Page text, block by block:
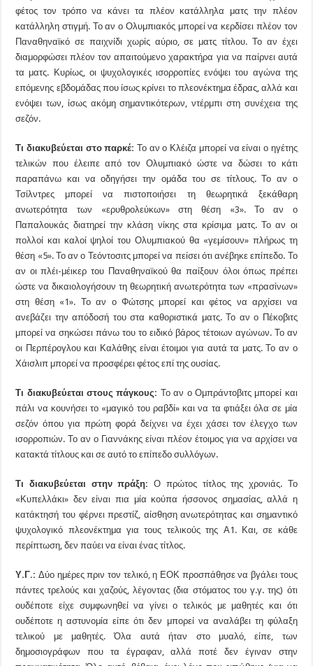
φέτος τον τρόπο να κάνει τα πλέον κατάλληλα ματς την πλέον
κατάλληλη στιγμή. Το αν ο Ολυμπιακός μπορεί να κερδίσει πλέον τον
Παναθηναϊκό σε παιχνίδι χωρίς αύριο, σε ματς τίτλου. Το αν έχει
διαμορφώσει πλέον τον απαιτούμενο χαρακτήρα για να παίρνει αυτά
τα ματς. Κυρίως, οι ψυχολογικές ισορροπίες ενόψει του αγώνα της
επόμενης εβδομάδας που ίσως κρίνει το πλεονέκτημα έδρας, αλλά και
ενόψει των, ίσως ακόμη σημαντικότερων, ντέρμπι στη συνέχεια της
σεζόν.
Τι διακυβεύεται στο παρκέ:Το αν ο Κλέιζα μπορεί να είναι ο ηγέτης
τελικών που έλειπε από τον Ολυμπιακό ώστε να δώσει το κάτι
παραπάνω και να οδηγήσει την ομάδα του σε τίτλους. Το αν ο
Τσίλντρες μπορεί να πιστοποιήσει τη θεωρητικά ξεκάθαρη
ανωτερότητα των «ερυθρολεύκων» στη θέση «3». Το αν ο
Παπαλουκάς διατηρεί την κλάση νίκης στα κρίσιμα ματς. Το αν οι
πολλοί και καλοί ψηλοί του Ολυμπιακού θα «γεμίσουν» πλήρως τη
θέση «5». Το αν ο Τεόντοσιτς μπορεί να πείσει ότι ανέβηκε επίπεδο. Το
αν οι πλέι-μέικερ του Παναθηναϊκού θα παίξουν όλοι όπως πρέπει
ώστε να δικαιολογήσουν τη θεωρητική ανωτερότητα των «πρασίνων»
στη θέση «1». Το αν ο Φώτσης μπορεί και φέτος να αρχίσει να
ανεβάζει την απόδοσή του στα καθοριστικά ματς. Το αν ο Πέκοβιτς
μπορεί να σηκώσει πάνω του το ειδικό βάρος τέτοιων αγώνων. Το αν
οι Περπέρογλου και Καλάθης είναι έτοιμοι για αυτά τα ματς. Το αν ο
Χάισλιπ μπορεί να προσφέρει φέτος επί της ουσίας.
Τι διακυβεύεται στους πάγκους: Το αν ο Ομπράντοβιτς μπορεί και
πάλι να κουνήσει το «μαγικό του ραβδί» και να τα φτιάξει όλα σε μία
σεζόν όπου για πρώτη φορά δείχνει να έχει χάσει τον έλεγχο των
ισορροπιών. Το αν ο Γιαννάκης είναι πλέον έτοιμος για να αρχίσει να
κατακτά τίτλους και σε αυτό το επίπεδο συλλόγων.
Τι διακυβεύεται στην πράξη: Ο πρώτος τίτλος της χρονιάς. Το
«Κυπελλάκι» δεν είναι πια μία κούπα ήσσονος σημασίας, αλλά η
κατάκτησή του φέρνει πρεστίζ, αίσθηση ανωτερότητας και σημαντικό
ψυχολογικό πλεονέκτημα για τους τελικούς της Α1. Και, σε κάθε
περίπτωση, δεν παύει να είναι ένας τίτλος.
Υ.Γ.: Δύο ημέρες πριν τον τελικό, η ΕΟΚ προσπάθησε να βγάλει τους
πάντες τρελούς και χαζούς, λέγοντας (δια στόματος του γ.γ. της) ότι
ουδέποτε είχε συμφωνηθεί να γίνει ο τελικός με μαθητές και ότι
ουδέποτε η αστυνομία είπε ότι δεν μπορεί να αναλάβει τη φύλαξη
τελικού με μαθητές. Όλα αυτά ήταν στο μυαλό, είπε, των
δημοσιογράφων που τα έγραφαν, αλλά ποτέ δεν έγιναν στην